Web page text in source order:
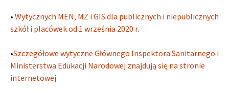
• Wytycznych MEN, MZ i GIS dla publicznych i niepublicznych
szkół i placówek od 1 września 2020 r.
•Szczegółowe wytyczne Głównego Inspektora Sanitarnego i
Ministerstwa Edukacji Narodowej znajdują się na stronie
internetowej